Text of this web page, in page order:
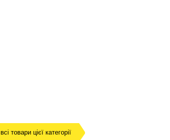
всі товари цієї категорії